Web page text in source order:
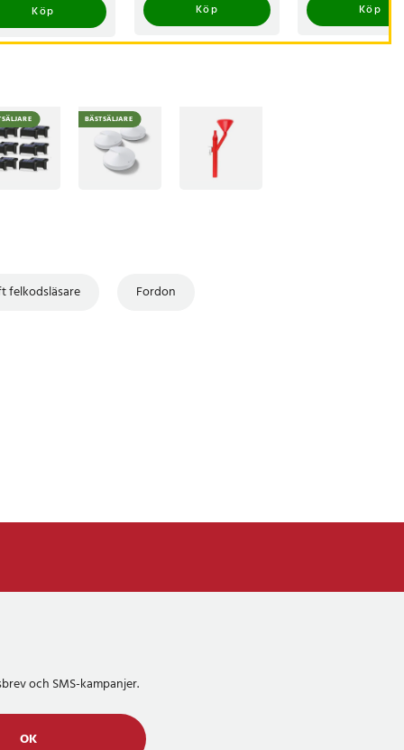
Köp
Köp
Köp
BÄSTSÄLJARE
felkodsläsare Fordon
och SMS-kampanjer.
OK